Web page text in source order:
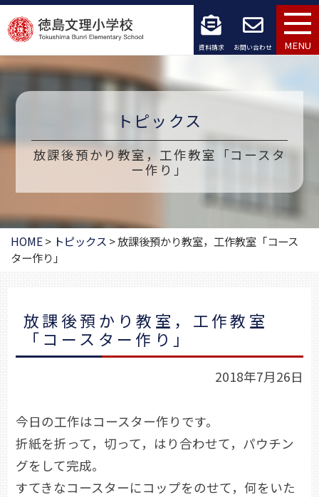
コ
ン
テ
ン
へ
ッ
プ
資料請求 お問い合わせ MENU
トピックス
放課後預かり教室，工作教室「コースタ
ー作り」
HOME> トピックス >放課後預かり教室，工作教室「コース
ター作り」
放課後預かり教室，工作教室
「コースター作り」
2018年7月26日
今日の工作はコースター作りです。
折紙を折って，切って，はり合わせて，パウチン
グをして完成。
すてきなコースターにコップをのせて，何をいた